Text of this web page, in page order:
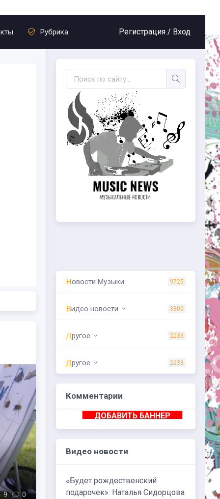
Рубрика Регистрация / Вход
9 0
Новости Музыки 9725
Видео новости 3800
Другое 2233
Другое 2233
Комментарии
ДОБАВИТЬ БАННЕР
Видео новости
«Будет рождественский
подарочек»: Наталья Сидорцова